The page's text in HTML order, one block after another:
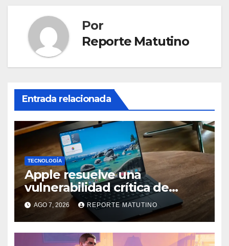
Por
Reporte Matutino
Entrada relacionada
TECNOLOGÍA
Apple resuelve una
vulnerabilidad crítica de
macOS: actualiza tu Mac
ahora
AGO 7, 2026 REPORTE MATUTINO